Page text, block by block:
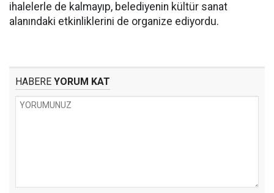
ihalelerle de kalmayıp, belediyenin kültür sanat
alanındaki etkinliklerini de organize ediyordu.
HABERE YORUM KAT